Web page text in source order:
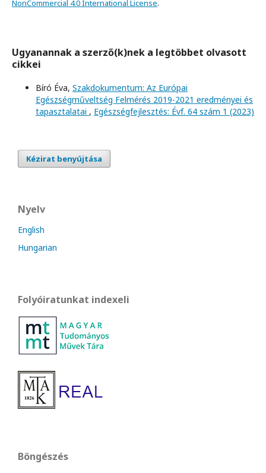
NonCommercial 4.0 International License.
Ugyanannak a szerző(k)nek a legtöbbet olvasott
cikkei
Bíró Éva, Szakdokumentum: Az Európai
Egészségműveltség Felmérés 2019-2021 eredményei és
tapasztalatai , Egészségfejlesztés: Évf. 64 szám 1 (2023)
Kézirat benyújtása
Nyelv
English
Hungarian
Folyóiratunkat indexeli
Böngészés